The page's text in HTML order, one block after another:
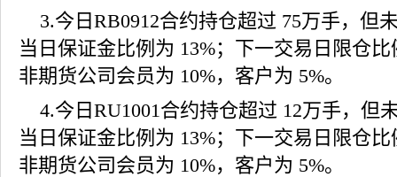
3.今日 RB0912合约持仓超过 75万手，但
当日保证金比例为 13%；下一交易日限仓
非期货公司会员为 10%，客户为 5%。
4.今日 RU1001合约持仓超过 12万手，但
当日保证金比例为 13%；下一交易日限仓
非期货公司会员为 10%，客户为 5%。